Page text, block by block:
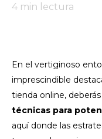
4 min lectura
En el vertiginoso
imprescindible
tienda online,
técnicas para
aquí donde las